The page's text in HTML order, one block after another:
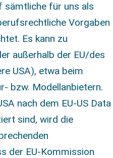
sämtliche für uns als
Vorgaben
Es kann zu
außerhalb der EU/des
USA), etwa beim
bzw. Modellanbietern.
nach dem EU‑US Data
sind, wird die
der EU‑Kommission